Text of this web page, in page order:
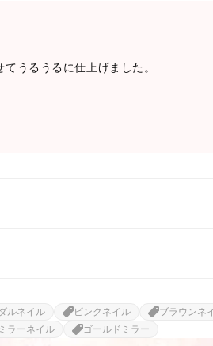
うるうるに仕上げました。
ルネイル ピンクネイル ブラウンネ
ミラーネイル ゴールドミラー